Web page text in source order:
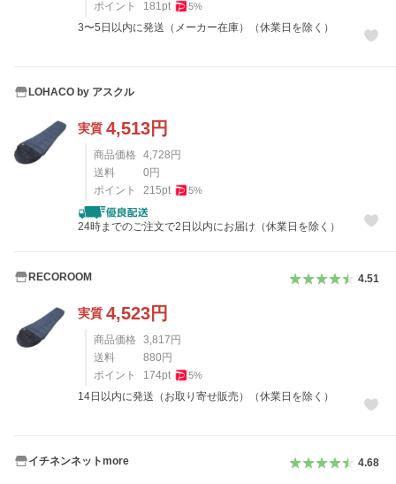
ポイント
181 pt 5%
3〜5日以内に発送（メーカー在庫）（休業日を除く）
LOHACO by アスクル
実質 4,513円
商品価格 4,728円
送料
0円
ポイント
215pt 5%
24時までのご注文で2日以内にお届け（休業日を除く）
RECOROOM 4.51
実質 4,523円
商品価格 3,817 円
送料
880 円
ポイント
174pt 5%
14日以内に発送（お取り寄せ販売）（休業日を除く）
イチネンネットmore 4.68